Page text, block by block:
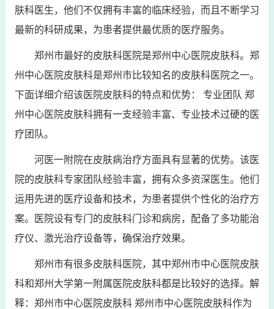
肤科医生，他们不仅拥有丰富的临床经验，而且不断学习
最新的科研成果，为患者提供最优质的医疗服务。
郑州市最好的皮肤科医院是郑州中心医院皮肤科。郑
州中心医院皮肤科是郑州市比较知名的皮肤科医院之一。
下面详细介绍该医院皮肤科的特点和优势： 专业团队 郑
州中心医院皮肤科拥有一支经验丰富、专业技术过硬的医
疗团队。
河医一附院在皮肤病治疗方面具有显著的优势。该医
院的皮肤科专家团队经验丰富，拥有众多资深医生。他们
运用先进的医疗设备和技术，为患者提供个性化的治疗方
案。医院设有专门的皮肤科门诊和病房，配备了多功能治
疗仪、激光治疗设备等，确保治疗效果。
郑州市有很多皮肤科医院，其中郑州市中心医院皮肤
科和郑州大学第一附属医院皮肤科都是比较好的选择。解
释：郑州市中心医院皮肤科 郑州市中心医院皮肤科作为